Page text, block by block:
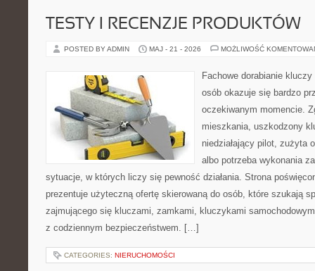
TESTY I RECENZJE PRODUKTÓW
POSTED BY ADMIN MAJ - 21 - 2026 MOŻLIWOŚĆ
Fachowe dorabianie
osób okazuje się bardzo
oczekiwanym momencie.
mieszkania, uszkodzony
niedziałający pilot, zużyta
albo potrzeba wykonania
sytuacje, w których liczy się pewność działania. Strona
prezentuje użyteczną ofertę skierowaną do osób, które szukają
zajmującego się kluczami, zamkami, kluczykami
z codziennym bezpieczeństwem. […]
CATEGORIES: NIERUCHOMOŚCI